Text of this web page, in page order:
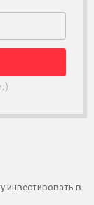
инвестировать в